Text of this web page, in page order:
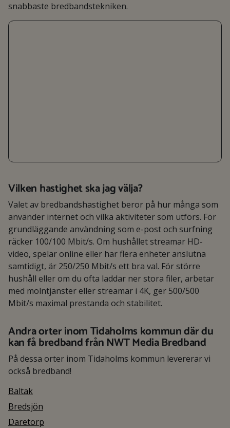
snabbaste bredbandstekniken.
Vilken hastighet ska jag välja?
Valet av bredbandshastighet beror på hur många som
använder internet och vilka aktiviteter som utförs. För
grundläggande användning som e-post och surfning
räcker 100/100 Mbit/s. Om hushållet streamar HD-
video, spelar online eller har flera enheter anslutna
samtidigt, är 250/250 Mbit/s ett bra val. För större
hushåll eller om du ofta laddar ner stora filer, arbetar
med molntjänster eller streamar i 4K, ger 500/500
Mbit/s maximal prestanda och stabilitet.
Andra orter inom Tidaholms kommun där du
kan få bredband från NWT Media Bredband
På dessa orter inom Tidaholms kommun levererar vi
också bredband!
Baltak
Bredsjön
Daretorp